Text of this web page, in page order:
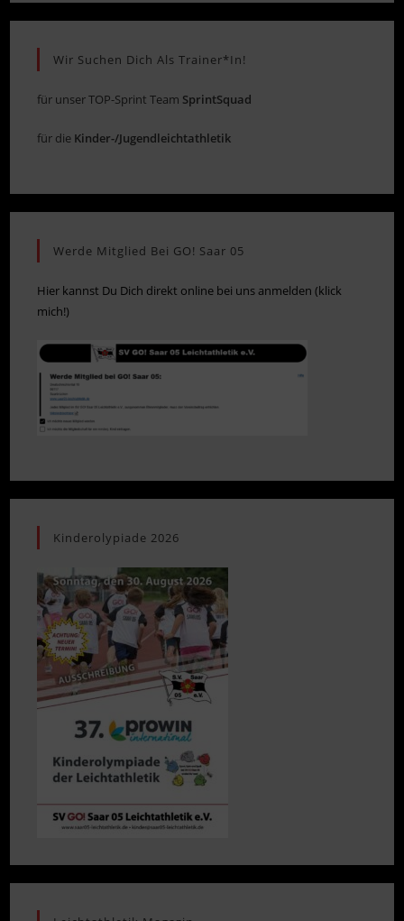
Wir Suchen Dich Als Trainer*in!
für unser TOP-Sprint Team SprintSquad
für die Kinder-/Jugendleichtathletik
Werde Mitglied Bei GO! Saar 05
Hier kannst Du Dich direkt online bei uns anmelden (klick
mich!)
Kinderolypiade 2026